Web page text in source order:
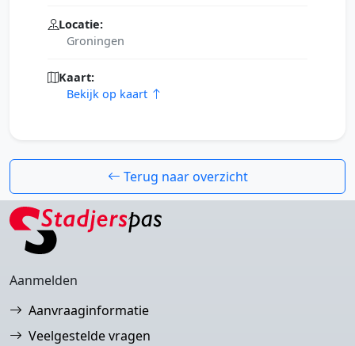
Locatie:
Groningen
Kaart:
Bekijk op kaart
Terug naar overzicht
Aanmelden
Aanvraaginformatie
Veelgestelde vragen